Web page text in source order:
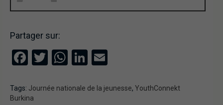
Partager sur:
Facebook
Twitter
WhatsApp
LinkedIn
Tags: Journée nationale de la jeunesse, YouthConnekt
Burkina